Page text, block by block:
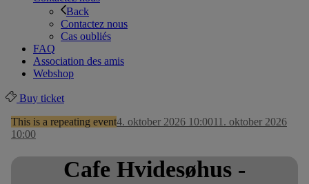
Back
Contactez nous
Cas oubliés
FAQ
Association des amis
Webshop
Buy ticket
This is a repeating event4. oktober 2026 10:0011. oktober 2026
10:00
Cafe Hvidesøhus -